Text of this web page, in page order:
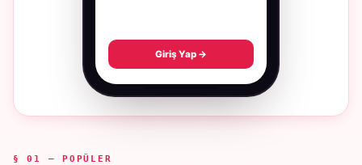
Giriş Yap →
§ 01 — POPÜLER